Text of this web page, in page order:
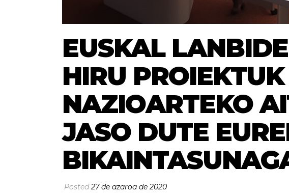
EUSKAL
HIRU PROIEKTUK
NAZIOARTEKO
JASO DUTE
Posted27 de azaroa de 2020